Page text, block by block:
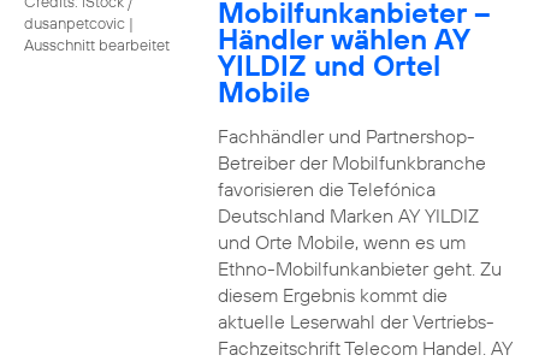
dusanpetcovic |
Ausschnitt bearbeitet
Mobilfunkanbieter –
Händler wählen AY
YILDIZ und Ortel
Mobile
Fachhändler und Partnershop-
Betreiber der Mobilfunkbranche
favorisieren die Telefónica
Deutschland Marken AY YILDIZ
und Orte Mobile, wenn es um
Ethno-Mobilfunkanbieter geht. Zu
diesem Ergebnis kommt die
aktuelle Leserwahl der Vertriebs-
Fachzeitschrift Telecom Handel. AY